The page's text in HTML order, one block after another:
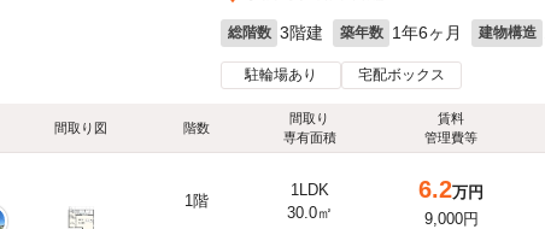
総階数 3階建 築年数 1年6ヶ月 建物構造
駐輪場あり 宅配ボックス
間取り図 階数
間取り
専有面積
賃料
管理費等
1階
1LDK
30.0㎡
6.2万円
9,000円